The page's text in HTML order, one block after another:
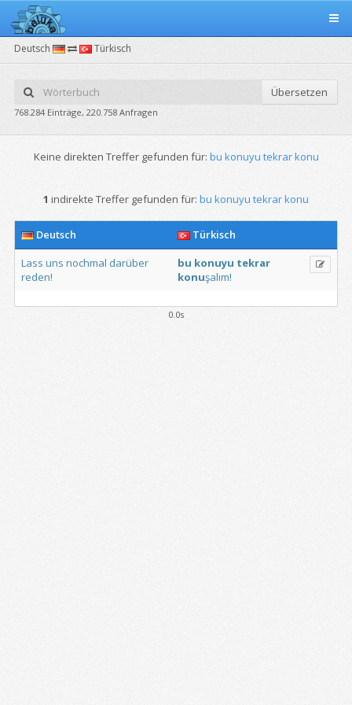
Deutsch Türkisch
Übersetzen
768.284 Einträge, 220.758 Anfragen
Keine direkten Treffer gefunden für: bu konuyu tekrar konu
1 indirekte Treffer gefunden für: bu konuyu tekrar konu
Deutsch
Türkisch
Lass uns nochmal darüber
reden!
bu konuyu tekrar
konuşalım!
0.0s